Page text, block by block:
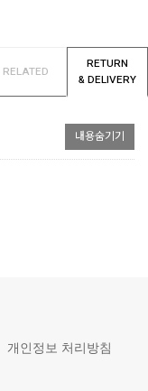
RELATED
RETURN
& DELIVERY
내용숨기기
개인정보 처리방침